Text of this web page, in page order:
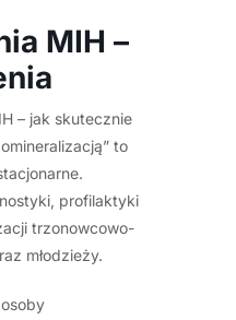
MIH –
– jak skutecznie
to
profilaktyki
trzonowcowo-
młodzieży.